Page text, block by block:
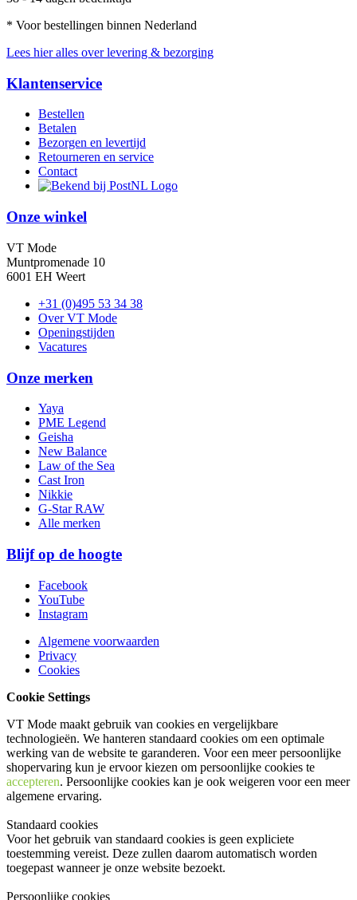
* Voor bestellingen binnen Nederland
Lees hier alles over levering & bezorging
Klantenservice
Bestellen
Betalen
Bezorgen en levertijd
Retourneren en service
Contact
Onze winkel
VT Mode
Muntpromenade 10
6001 EH Weert
+31 (0)495 53 34 38
Over VT Mode
Openingstijden
Vacatures
Onze merken
Yaya
PME Legend
Geisha
New Balance
Law of the Sea
Cast Iron
Nikkie
G-Star RAW
Alle merken
Blijf op de hoogte
Facebook
YouTube
Instagram
Algemene voorwaarden
Privacy
Cookies
Cookie Settings
VT Mode maakt gebruik van cookies en vergelijkbare
technologieën. We hanteren standaard cookies om een optimale
werking van de website te garanderen. Voor een meer persoonlijke
shopervaring kun je ervoor kiezen om persoonlijke cookies te
accepteren. Persoonlijke cookies kan je ook weigeren voor een meer
algemene ervaring.
Standaard cookies
Voor het gebruik van standaard cookies is geen expliciete
toestemming vereist. Deze zullen daarom automatisch worden
toegepast wanneer je onze website bezoekt.
Persoonlijke cookies